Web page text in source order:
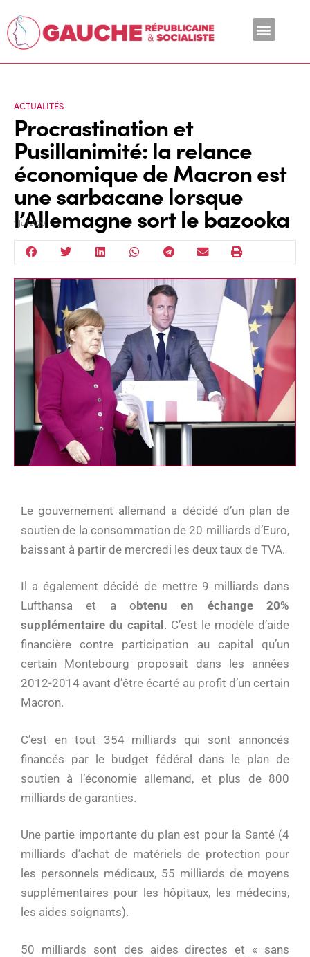
ACTUALITÉS
Procrastination et
Pusillanimité: la relance
économique de Macron est
une sarbacane lorsque
l’Allemagne sort le bazooka
1 Juil 2020
Le gouvernement allemand a décidé d’un plan de
soutien de la consommation de 20 milliards d’Euro,
baissant à partir de mercredi les deux taux de TVA.
Il a également décidé de mettre 9 milliards dans
Lufthansa et a o btenu en échange 20%
supplémentaire du capital . C’est le modèle d’aide
financière contre participation au capital qu’un
certain Montebourg proposait dans les années
2012-2014 avant d’être écarté au profit d’un certain
Macron.
C’est en tout 354 milliards qui sont annoncés
financés par le budget fédéral dans le plan de
soutien à l’économie allemand, et plus de 800
milliards de garanties.
Une partie importante du plan est pour la Santé (4
milliards d’achat de matériels de protection pour
les personnels médicaux, 55 milliards de moyens
supplémentaires pour les hôpitaux, les médecins,
les aides soignants).
50 milliards sont des aides directes et « sans